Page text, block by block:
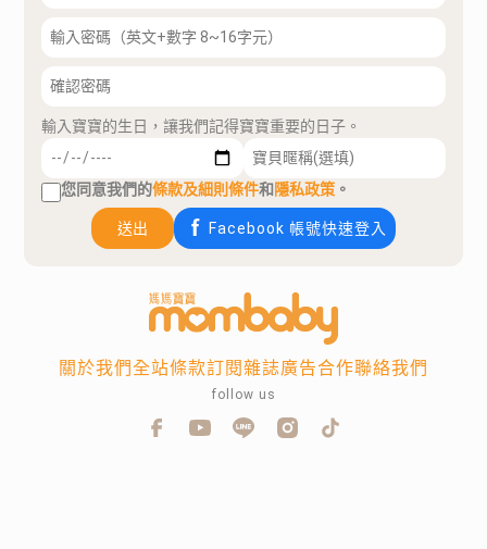
輸入寶寶的生日，讓我們記得寶寶重要的日子。
您同意我們的條款及細則條件和隱私政策 。
送出 Facebook 帳號快速登入
關於我們全站條款訂閱雜誌廣告合作聯絡我們
follow us